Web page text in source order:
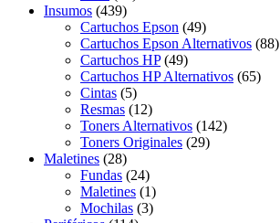
Insumos (439)
Cartuchos Epson (49)
Cartuchos Epson Alternativos (88)
Cartuchos HP (49)
Cartuchos HP Alternativos (65)
Cintas (5)
Resmas (12)
Toners Alternativos (142)
Toners Originales (29)
Maletines (28)
Fundas (24)
Maletines (1)
Mochilas (3)